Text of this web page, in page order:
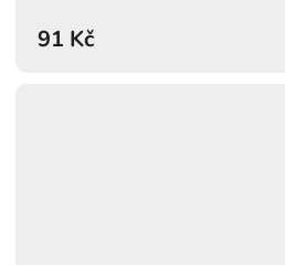
91 Kč